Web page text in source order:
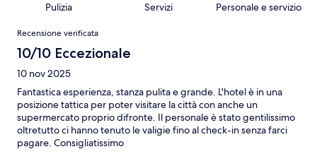
Pulizia Servizi Personale e servizio
Recensioni
Recensione verificata
10/10 Eccezionale
10 nov 2025
Fantastica esperienza, stanza pulita e grande. L'hotel è in una
posizione tattica per poter visitare la città con anche un
supermercato proprio difronte. Il personale è stato gentilissimo
oltretutto ci hanno tenuto le valigie fino al check-in senza farci
pagare. Consigliatissimo